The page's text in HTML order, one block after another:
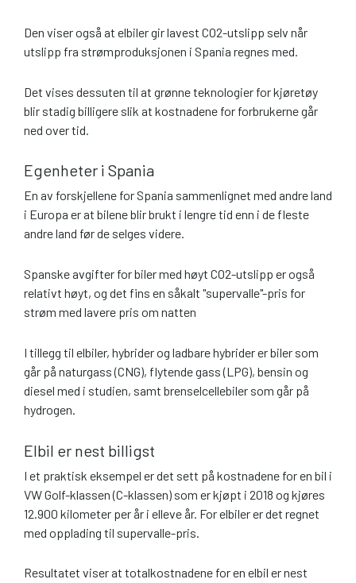
Den viser også at elbiler gir lavest CO2-utslipp selv når
utslipp fra strømproduksjonen i Spania regnes med.
Det vises dessuten til at grønne teknologier for kjøretøy
blir stadig billigere slik at kostnadene for forbrukerne går
ned over tid.
Egenheter i Spania
En av forskjellene for Spania sammenlignet med andre land
i Europa er at bilene blir brukt i lengre tid enn i de fleste
andre land før de selges videre.
Spanske avgifter for biler med høyt CO2-utslipp er også
relativt høyt, og det fins en såkalt "supervalle"-pris for
strøm med lavere pris om natten
I tillegg til elbiler, hybrider og ladbare hybrider er biler som
går på naturgass (CNG), flytende gass (LPG), bensin og
diesel med i studien, samt brenselcellebiler som går på
hydrogen.
Elbil er nest billigst
I et praktisk eksempel er det sett på kostnadene for en bil i
VW Golf-klassen (C-klassen) som er kjøpt i 2018 og kjøres
12.900 kilometer per år i elleve år. For elbiler er det regnet
med opplading til supervalle-pris.
Resultatet viser at totalkostnadene for en elbil er nest